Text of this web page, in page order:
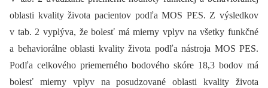
oblasti kvality života pacientov podľa MOS PES. Z výsledkov
v tab. 2 vyplýva, že bolesť má mierny vplyv na všetky funkčné
a behaviorálne oblasti kvality života podľa nástroja MOS PES.
Podľa celkového priemerného bodového skóre 18,3 bodov má
bolesť mierny vplyv na posudzované oblasti kvality života